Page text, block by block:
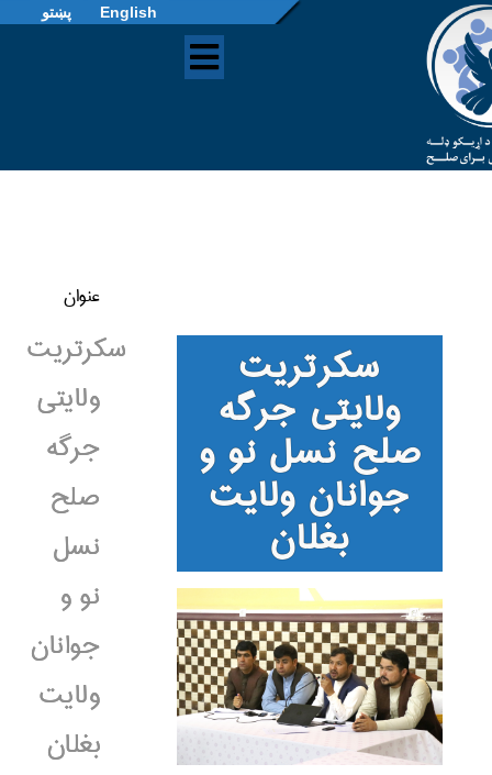
پښتو English
عنوان
سکرتریت
ولایتی
جرگه
صلح
نسل
نو و
جوانان
ولایت
بغلان
سکرتریت
ولایتی جرگه
صلح نسل نو و
جوانان ولایت
بغلان